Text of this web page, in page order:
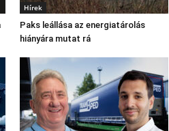
Hírek
Paks leállása az energiatárolás
hiányára mutat rá